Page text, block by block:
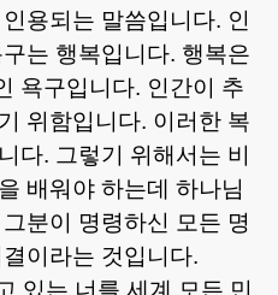
용되는 말씀입니다. 인
는 행복입니다. 행복은
욕구입니다. 인간이 추
위함입니다. 이러한 복
다. 그렇기 위해서는 비
배워야 하는데 하나님
분이 명령하신 모든 명
이라는 것입니다.
있는 너를 세계 모든 민